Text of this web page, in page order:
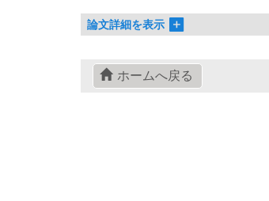
論文詳細を表示
ホームへ戻る